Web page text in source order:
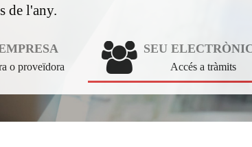
de l'any.
o proveïdora
SEU
Accés a tràmits